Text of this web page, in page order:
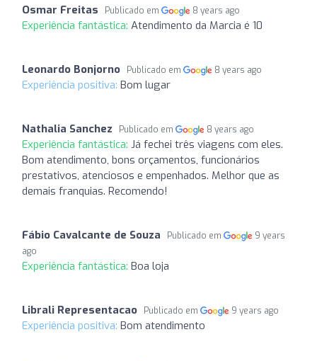
Osmar Freitas Publicado em 8 years ago
Experiência fantástica: Atendimento da Marcia é 10
Leonardo Bonjorno Publicado em 8 years ago
Experiência positiva: Bom lugar
Nathalia Sanchez Publicado em 8 years ago
Experiência fantástica: Já fechei três viagens com eles.
Bom atendimento, bons orçamentos, funcionários
prestativos, atenciosos e empenhados. Melhor que as
demais franquias. Recomendo!
Fábio Cavalcante de Souza Publicado em
9 years
ago
Experiência fantástica: Boa loja
Librali Representacao Publicado em 9 years ago
Experiência positiva: Bom atendimento